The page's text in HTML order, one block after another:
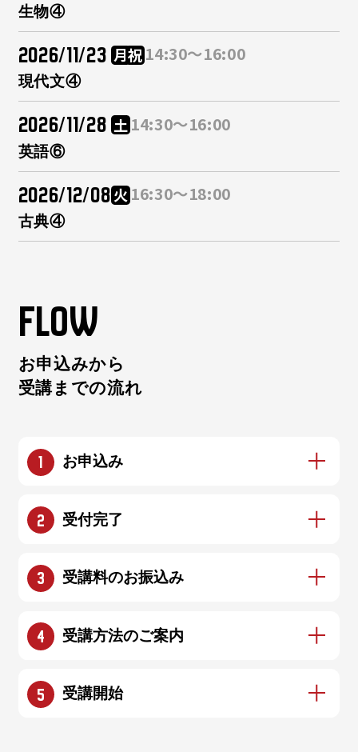
生物④
2026/11/23 月祝14:30～16:00
現代文④
2026/11/28 土14:30～16:00
英語⑥
2026/12/08火 16:30～18:00
古典④
FLOW
お申込みから
受講までの流れ
お申込み
サイト内の「突破ゼミへのお申込み」をクリッ
クし、フォームよりお申込みください。
受付完了
お申込み後、申込内容確認や受講料のお振込み
先をメールにてご連絡いたします。
受講料のお振込み
お申込み後に届くメールをご確認のうえ、お支
払いの手続きをお願いいたします。
受講方法のご案内
お振込みが確認できましたら、受講方法のご案
内の他、テキストをご自宅に郵送いたします。
受講開始